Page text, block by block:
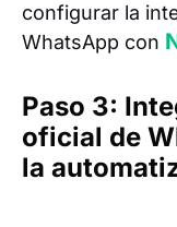
configurar la
WhatsApp con
Paso 3:
oficial de
la